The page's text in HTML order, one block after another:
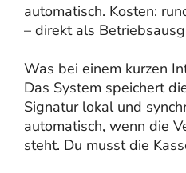
automatisch. Kosten:
– direkt als
Was bei einem kurzen
Das System speichert
Signatur lokal und
automatisch, wenn die
steht. Du musst die